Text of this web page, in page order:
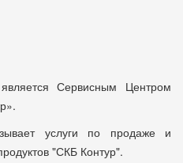
Сервисным Центром
услуги по продаже и
"СКБ Контур".